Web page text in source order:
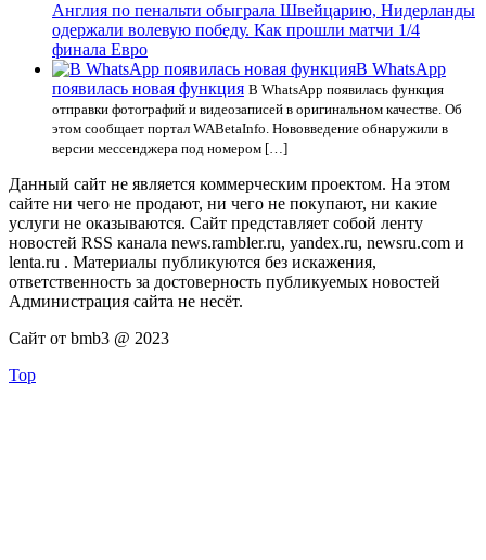
Англия по пенальти обыграла Швейцарию, Нидерланды
одержали волевую победу. Как прошли матчи 1/4
финала Евро
В WhatsApp
появилась новая функция В WhatsApp появилась функция
отправки фотографий и видеозаписей в оригинальном качестве. Об
этом сообщает портал WABetaInfo. Нововведение обнаружили в
версии мессенджера под номером […]
Данный сайт не является коммерческим проектом. На этом
сайте ни чего не продают, ни чего не покупают, ни какие
услуги не оказываются. Сайт представляет собой ленту
новостей RSS канала news.rambler.ru, yandex.ru, newsru.com и
lenta.ru . Материалы публикуются без искажения,
ответственность за достоверность публикуемых новостей
Администрация сайта не несёт.
Сайт от bmb3 @ 2023
Top